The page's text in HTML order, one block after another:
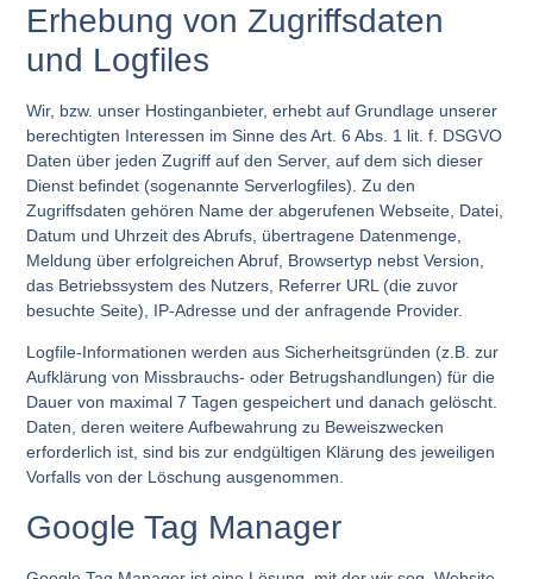
Erhebung von Zugriffsdaten
und Logfiles
Wir, bzw. unser Hostinganbieter, erhebt auf Grundlage unserer
berechtigten Interessen im Sinne des Art. 6 Abs. 1 lit. f. DSGVO
Daten über jeden Zugriff auf den Server, auf dem sich dieser
Dienst befindet (sogenannte Serverlogfiles). Zu den
Zugriffsdaten gehören Name der abgerufenen Webseite, Datei,
Datum und Uhrzeit des Abrufs, übertragene Datenmenge,
Meldung über erfolgreichen Abruf, Browsertyp nebst Version,
das Betriebssystem des Nutzers, Referrer URL (die zuvor
besuchte Seite), IP-Adresse und der anfragende Provider.
Logfile-Informationen werden aus Sicherheitsgründen (z.B. zur
Aufklärung von Missbrauchs- oder Betrugshandlungen) für die
Dauer von maximal 7 Tagen gespeichert und danach gelöscht.
Daten, deren weitere Aufbewahrung zu Beweiszwecken
erforderlich ist, sind bis zur endgültigen Klärung des jeweiligen
Vorfalls von der Löschung ausgenommen.
Google Tag Manager